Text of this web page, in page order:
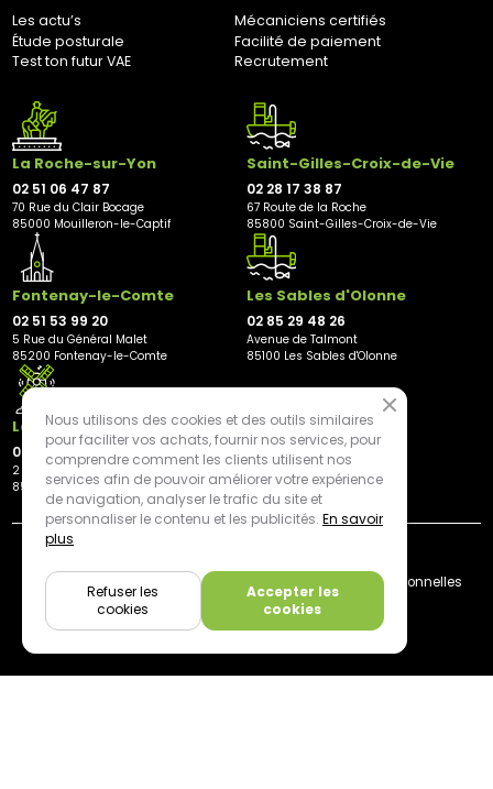
Les actu’s
Mécaniciens certifiés
Étude posturale
Facilité de paiement
Test ton futur VAE
Recrutement
La Roche-sur-Yon
02 51 06 47 87
70 Rue du Clair Bocage
85000 Mouilleron-le-Captif
Saint-Gilles-Croix-de-Vie
02 28 17 38 87
67 Route de la Roche
85800 Saint-Gilles-Croix-de-Vie
Fontenay-le-Comte
02 51 53 99 20
5 Rue du Général Malet
85200 Fontenay-le-Comte
Les Sables d'Olonne
02 85 29 48 26
Avenue de Talmont
85100 Les Sables d'Olonne
Les Herbiers
02 21 81 23 11
2 rue des Peupliers
85500 Les Herbiers
Livraison
Mentions légales
Données personnelles
Cookies
Nous utilisons des cookies et des outils similaires
pour faciliter vos achats, fournir nos services, pour
comprendre comment les clients utilisent nos
services afin de pouvoir améliorer votre expérience
de navigation, analyser le trafic du site et
personnaliser le contenu et les publicités. En savoir
plus
Accepter les
cookies
Refuser les
cookies